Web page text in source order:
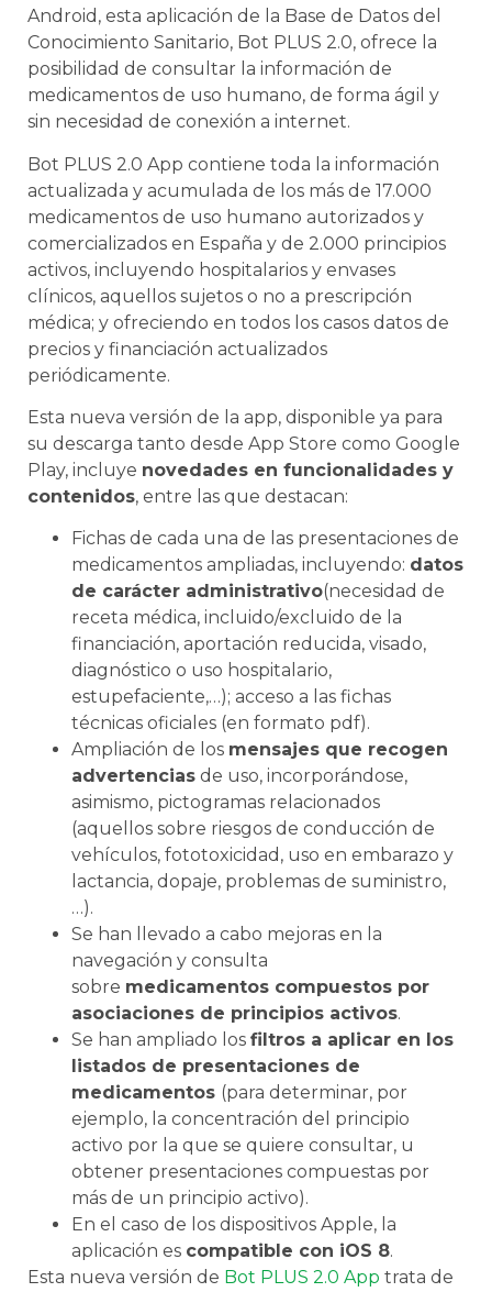
Android, esta aplicación de la Base de Datos del
Conocimiento Sanitario, Bot PLUS 2.0, ofrece la
posibilidad de consultar la información de
medicamentos de uso humano, de forma ágil y
sin necesidad de conexión a internet.
Bot PLUS 2.0 App contiene toda la información
actualizada y acumulada de los más de 17.000
medicamentos de uso humano autorizados y
comercializados en España y de 2.000 principios
activos, incluyendo hospitalarios y envases
clínicos, aquellos sujetos o no a prescripción
médica; y ofreciendo en todos los casos datos de
precios y financiación actualizados
periódicamente.
Esta nueva versión de la app, disponible ya para
su descarga tanto desde App Store como Google
Play, incluye novedades en funcionalidades y
contenidos, entre las que destacan:
Fichas de cada una de las presentaciones de
medicamentos ampliadas, incluyendo: datos
de carácter administrativo(necesidad de
receta médica, incluido/excluido de la
financiación, aportación reducida, visado,
diagnóstico o uso hospitalario,
estupefaciente,…); acceso a las fichas
técnicas oficiales (en formato pdf).
Ampliación de los mensajes que recogen
advertencias de uso, incorporándose,
asimismo, pictogramas relacionados
(aquellos sobre riesgos de conducción de
vehículos, fototoxicidad, uso en embarazo y
lactancia, dopaje, problemas de suministro,
…).
Se han llevado a cabo mejoras en la
navegación y consulta
sobre medicamentos compuestos por
asociaciones de principios activos.
Se han ampliado los filtros a aplicar en los
listados de presentaciones de
medicamentos (para determinar, por
ejemplo, la concentración del principio
activo por la que se quiere consultar, u
obtener presentaciones compuestas por
más de un principio activo).
En el caso de los dispositivos Apple, la
aplicación es compatible con iOS 8.
Esta nueva versión de Bot PLUS 2.0 App trata de